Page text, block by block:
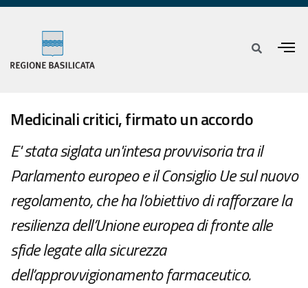
Medicinali critici, firmato un accordo
E' stata siglata un'intesa provvisoria tra il
Parlamento europeo e il Consiglio Ue sul nuovo
regolamento, che ha l’obiettivo di rafforzare la
resilienza dell’Unione europea di fronte alle
sfide legate alla sicurezza
dell’approvvigionamento farmaceutico.